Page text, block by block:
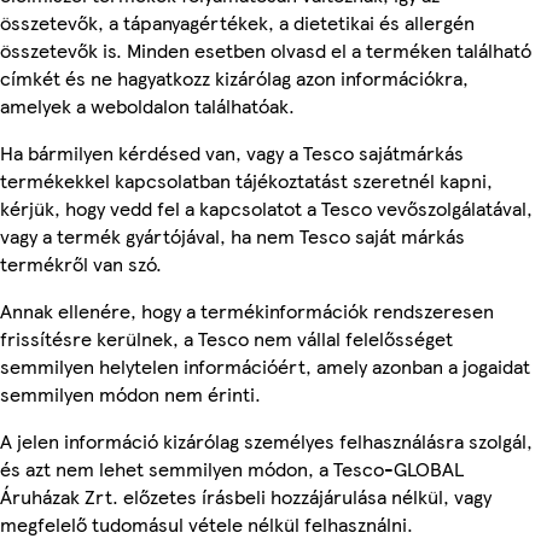
összetevők, a tápanyagértékek, a dietetikai és allergén
összetevők is. Minden esetben olvasd el a terméken található
címkét és ne hagyatkozz kizárólag azon információkra,
amelyek a weboldalon találhatóak.
Ha bármilyen kérdésed van, vagy a Tesco sajátmárkás
termékekkel kapcsolatban tájékoztatást szeretnél kapni,
kérjük, hogy vedd fel a kapcsolatot a Tesco vevőszolgálatával,
vagy a termék gyártójával, ha nem Tesco saját márkás
termékről van szó.
Annak ellenére, hogy a termékinformációk rendszeresen
frissítésre kerülnek, a Tesco nem vállal felelősséget
semmilyen helytelen információért, amely azonban a jogaidat
semmilyen módon nem érinti.
A jelen információ kizárólag személyes felhasználásra szolgál,
és azt nem lehet semmilyen módon, a Tesco-GLOBAL
Áruházak Zrt. előzetes írásbeli hozzájárulása nélkül, vagy
megfelelő tudomásul vétele nélkül felhasználni.